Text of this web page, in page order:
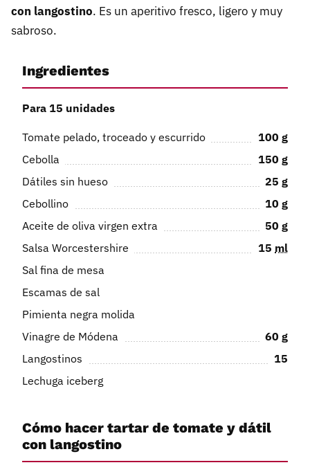
con langostino. Es un aperitivo fresco, ligero y muy
sabroso.
Ingredientes
Para 15 unidades
Tomate pelado, troceado y escurrido 100 g
Cebolla
150 g
Dátiles sin hueso
25 g
Cebollino
10 g
Aceite de oliva virgen extra
50 g
Salsa Worcestershire
15 ml
Sal fina de mesa
Escamas de sal
Pimienta negra molida
Vinagre de Módena
60 g
Langostinos
15
Lechuga iceberg
Cómo hacer tartar de tomate y dátil
con langostino